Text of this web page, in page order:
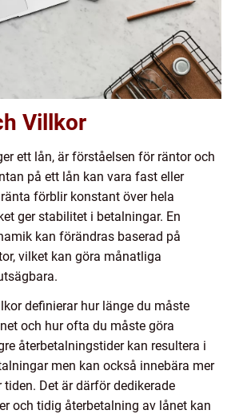
Villkor
ett lån, är förståelsen för räntor och
på ett lån kan vara fast eller
förblir konstant över hela
ger stabilitet i betalningar. En
kan förändras baserad på
vilket kan göra månatliga
definierar hur länge du måste
och hur ofta du måste göra
återbetalningstider kan resultera i
men kan också innebära mer
tiden. Det är därför dedikerade
och tidig återbetalning av lånet kan